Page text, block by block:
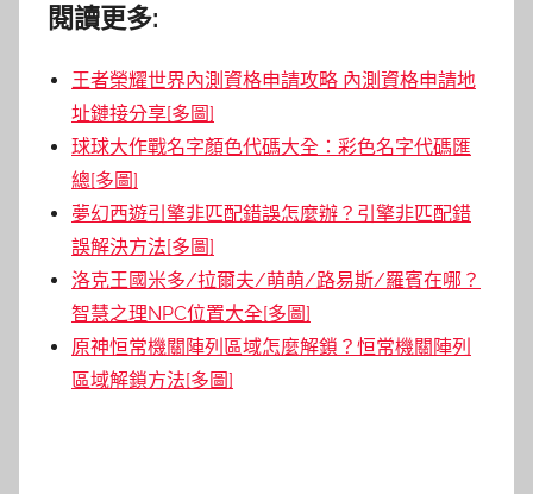
閱讀更多:
王者榮耀世界內測資格申請攻略 內測資格申請地
址鏈接分享[多圖]
球球大作戰名字顏色代碼大全：彩色名字代碼匯
總[多圖]
夢幻西遊引擎非匹配錯誤怎麼辦？引擎非匹配錯
誤解決方法[多圖]
洛克王國米多/拉爾夫/萌萌/路易斯/羅賓在哪？
智慧之理NPC位置大全[多圖]
原神恒常機關陣列區域怎麼解鎖？恒常機關陣列
區域解鎖方法[多圖]